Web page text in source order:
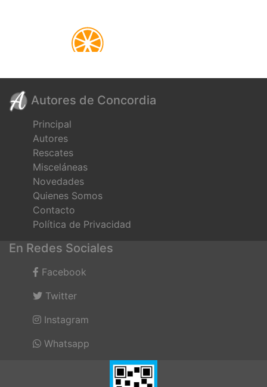
Autores de Concordia
Principal
Autores
Rescates
Misceláneas
Novedades
Quienes Somos
Contacto
Política de Privacidad
En Redes Sociales
Facebook
Twitter
Instagram
Whatsapp